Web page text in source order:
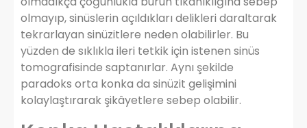
olmayıp, sinüslerin açıldıkları delikleri daraltarak
tekrarlayan sinüzitlere neden olabilirler. Bu
yüzden de sıklıkla ileri tetkik için istenen sinüs
tomografisinde saptanırlar. Aynı şekilde
paradoks orta konka da sinüzit gelişimini
kolaylaştırarak şikâyetlere sebep olabilir.